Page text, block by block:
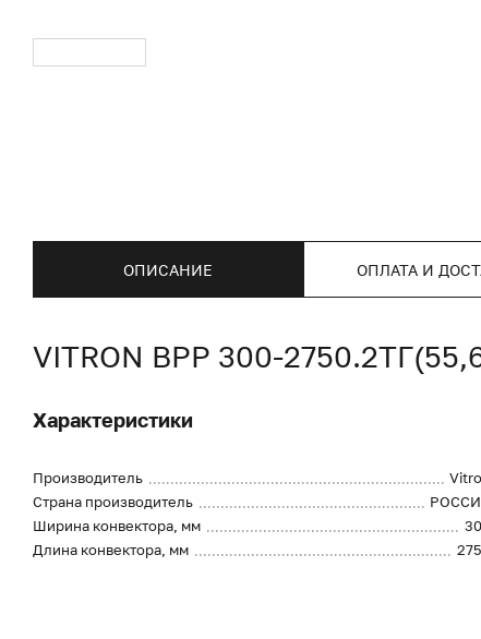
ОПИСАНИЕ ОПЛАТА И
VITRON ВРР 300-
Характеристики
Производитель
Страна производитель
Ширина конвектора, мм
Длина конвектора, мм